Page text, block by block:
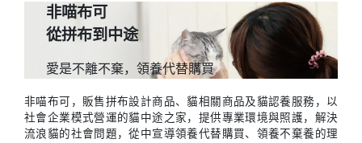
非喵布可
從拼布到中途
愛是不離不棄，領養代替購買
非喵布可，販售拼布設計商品、貓相關商品及貓認養服務，以
社會企業模式營運的貓中途之家，提供專業環境與照護，解決
流浪貓的社會問題，從中宣導領養代替購買、領養不棄養的理